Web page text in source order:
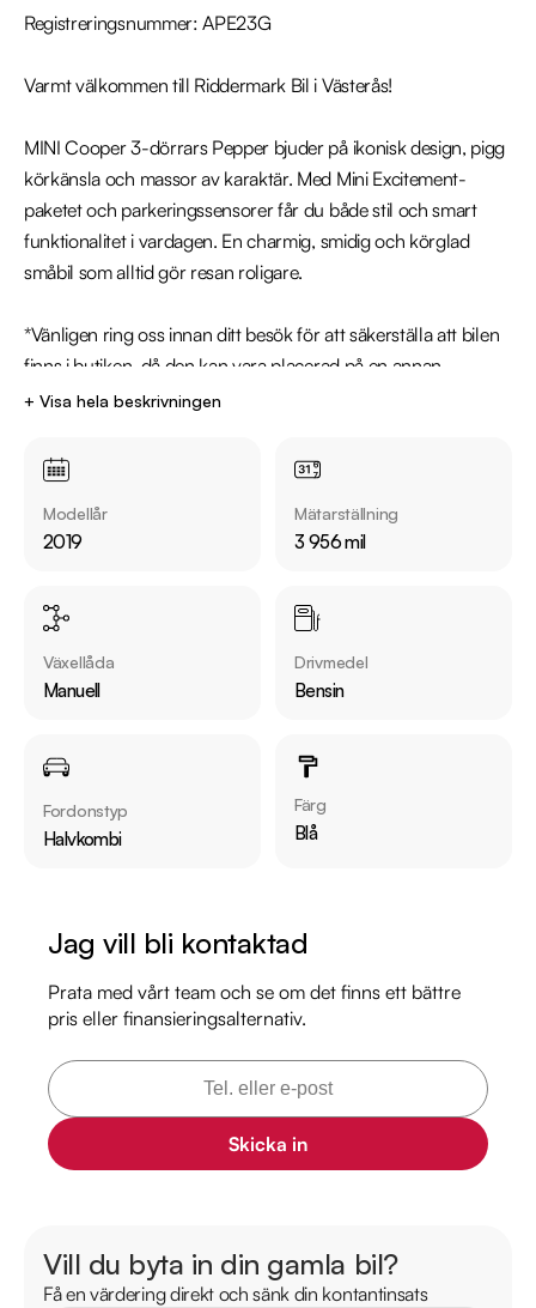
Registreringsnummer: APE23G
Varmt välkommen till Riddermark Bil i Västerås!
MINI Cooper 3-dörrars Pepper bjuder på ikonisk design, pigg
körkänsla och massor av karaktär. Med Mini Excitement-
paketet och parkeringssensorer får du både stil och smart
funktionalitet i vardagen. En charmig, smidig och körglad
småbil som alltid gör resan roligare.
*Vänligen ring oss innan ditt besök för att säkerställa att bilen
finns i butiken, då den kan vara placerad på en annan
anläggning*
Utrustning inkluderar:
Vid blandad körning är förbrukning endast 0.55 l/mil
Besiktigad till och med 2026-12-31
Möjlighet till 12-60 månaders garanti
2023-06-01 - 2397 mil
2025-06-30 - 3330 mil
https://www.riddermarkbil.se/kopa-bil/mini/ape23g/
för att:
• Se närbilder och film på bilen
• Reservera bilen direkt online
Därför ska du välja Riddermark Bil:
* Störst i Sverige på begagnade bilar
+ Visa hela beskrivningen
Modellår
2019
Mätarställning
3 956 mil
Växellåda
Manuell
Drivmedel
Bensin
Fordonstyp
Halvkombi
Färg
Blå
Jag vill bli kontaktad
Prata med vårt team och se om det finns ett bättre
pris eller finansieringsalternativ.
Skicka in
Vill du byta in din gamla bil?
Få en värdering direkt och sänk din kontantinsats